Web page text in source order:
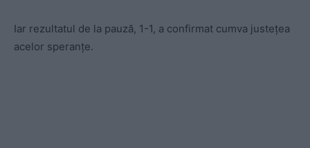
Iar rezultatul de la pauză, 1-1, a confirmat cumva justețea
acelor speranțe.